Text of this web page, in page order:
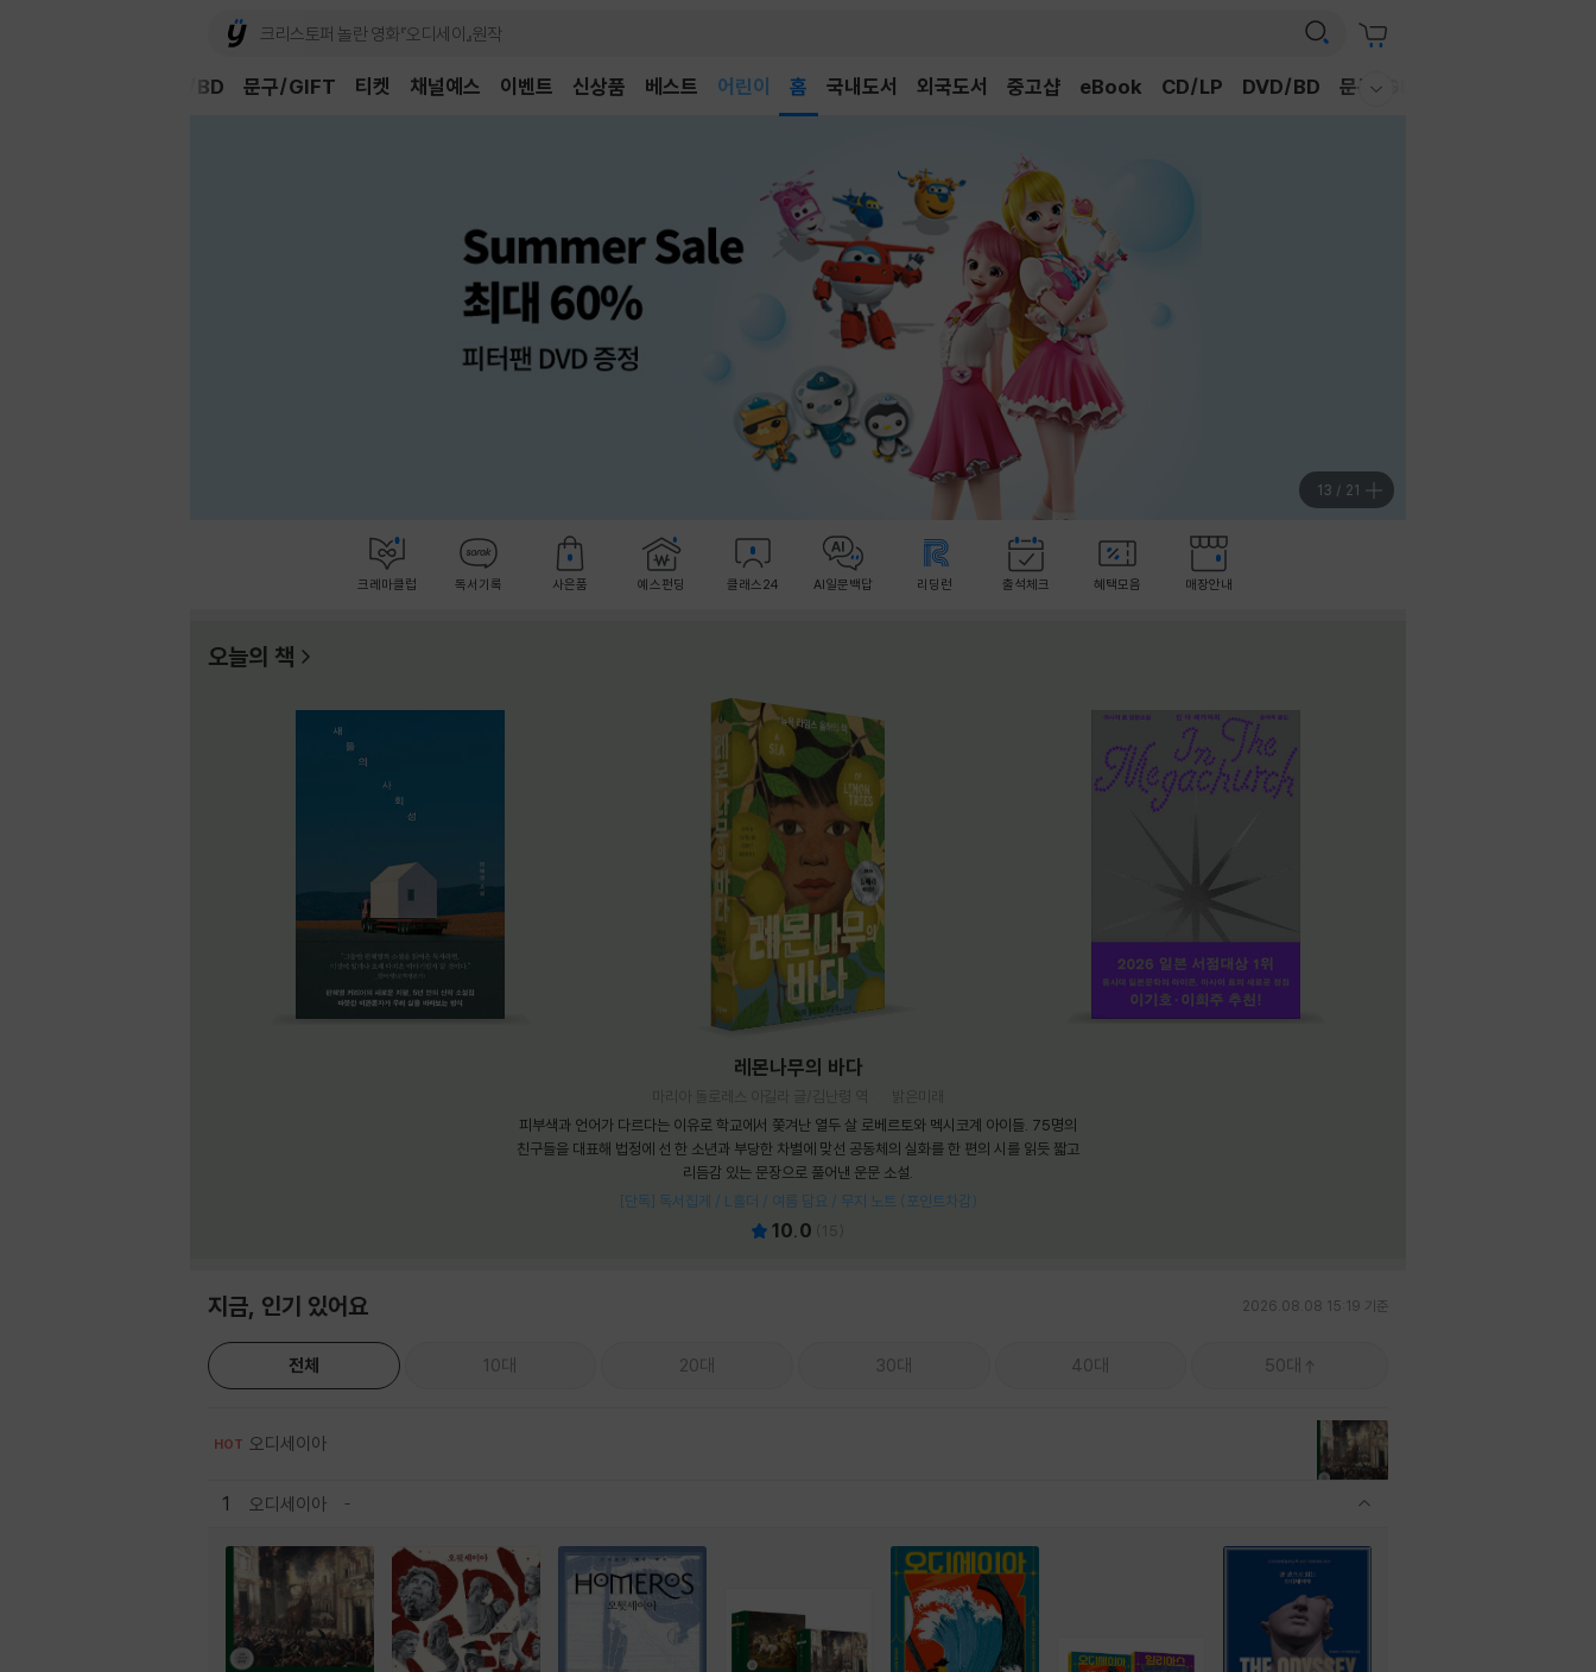
채널예스 이벤트 신상품 베스트
독후감
홈 국내도서 외국도서 중고샵 eBook CD/LP DVD/BD 문구/GIFT
DVD/BD 문구/GIFT 티켓
13 / 21
크레마클럽 독서기록 사은품 예스펀딩 클래스24 AI일문백답 리딩런 출석체크 혜택모음 매장안내
오늘의 책
레몬나무의 바다
피부색과 언어가 다르다는 이유로 학교에서 쫓겨난 열두 살 로베르토와 멕시코계 아이들. 75명의
친구들을 대표해 법정에 선 한 소년과 부당한 차별에 맞선 공동체의 실화를 한 편의 시를 읽듯 짧고
리듬감 있는 문장으로 풀어낸 운문 소설.
[단독] 독서집게 / L홀더 / 여름 담요 / 무지 노트 (포인트차감)
10.0
지금, 인기 있어요 2026.08.08 15:19 기준
전체 10대 20대 30대 40대 50대
HOT 오디세이아
1 오디세이아